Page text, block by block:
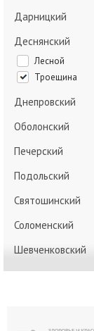
Дарницкий
Деснянский
Лесной
Троещина
Днепровский
Оболонский
Печерский
Подольский
Святошинский
Соломенский
Шевченковский